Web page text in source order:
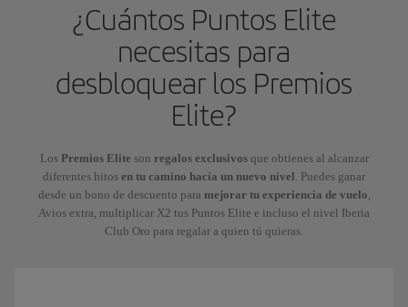
¿Cuántos Puntos Elite
necesitas para
desbloquear los Premios
Elite?
Los Premios Elite son regalos exclusivos que obtienes al alcanzar
diferentes hitos en tu camino hacía un nuevo nivel . Puedes ganar
desde un bono de descuento para mejorar tu experiencia de vuelo
Avios extra, multiplicar X2 tus Puntos Elite e incluso el nivel Iberia
Club Oro para regalar a quien tú quieras.